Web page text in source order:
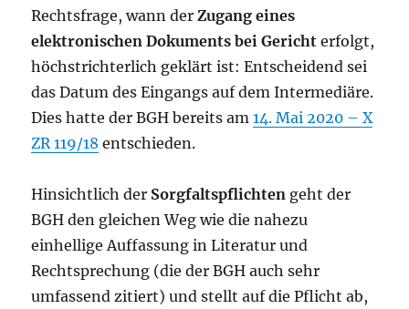
Rechtsfrage, wann derZugang eines
elektronischen Dokuments bei Gericht erfolgt,
höchstrichterlich geklärt ist: Entscheidend sei
das Datum des Eingangs auf dem Intermediäre.
Dies hatte der BGH bereits am14. Mai 2020 – X
ZR 119/18 entschieden.
Hinsichtlich der Sorgfaltspflichten geht der
BGH den gleichen Weg wie die nahezu
einhellige Auffassung in Literatur und
Rechtsprechung (die der BGH auch sehr
umfassend zitiert) und stellt auf die Pflicht ab,